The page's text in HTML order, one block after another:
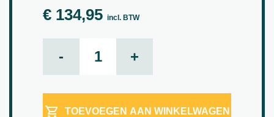
€ 134,95 incl. BTW
- +
TOEVOEGEN AAN WINKELWAGEN